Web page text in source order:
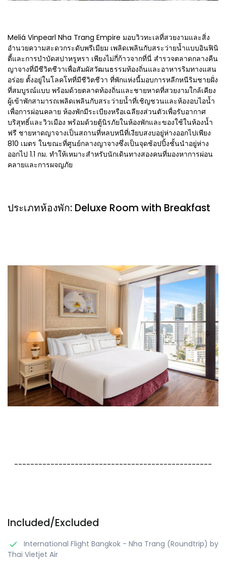
Meliá Vinpearl Nha Trang Empire มอบวิวทะเลที่สวยงามและสิ่ง
อำนวยความสะดวกระดับพรีเมียม เพลิดเพลินกับสระว่ายน้ำแบบอินฟินิ
ตี้และการบำบัดสปาหรูหรา เพียงไม่กี่ก้าวจากที่นี่ สำรวจตลาดกลางคืน
ญาจางที่มีชีวิตชีวาเพื่อสัมผัสวัฒนธรรมท้องถิ่นและอาหารริมทางแสน
อร่อย ตั้งอยู่ในโลคโทที่มีชีวิตชีวา ที่พักแห่งนี้มอบการหลีกหนีริมชายฝั่ง
ที่สมบูรณ์แบบ พร้อมด้วยตลาดท้องถิ่นและชายหาดที่สวยงามใกล้เคียง
ผู้เข้าพักสามารถเพลิดเพลินกับสระว่ายน้ำที่เชิญชวนและห้องอบไอน้ำ
เพื่อการผ่อนคลาย ห้องพักมีระเบียงหรือเฉลียงส่วนตัวเพื่อรับอากาศ
บริสุทธิ์และวิวเมือง พร้อมด้วยตู้นิรภัยในห้องพักและของใช้ในห้องน้ำ
ฟรี ชายหาดญาจางเป็นสถานที่หลบหนีที่เงียบสงบอยู่ห่างออกไปเพียง
810 เมตร ในขณะที่ศูนย์กลางญาจางซึ่งเป็นจุดช้อปปิ้งชั้นนำอยู่ห่าง
ออกไป 1.1 กม. ทำให้เหมาะสำหรับนักเดินทางสองคนที่มองหาการผ่อน
คลายและการผจญภัย
ประเภทห้องพัก: Deluxe Room with Breakfast
-------------------------------------------------
Included/Excluded
International Flight Bangkok - Nha Trang (Roundtrip) by
Thai Vietjet Air